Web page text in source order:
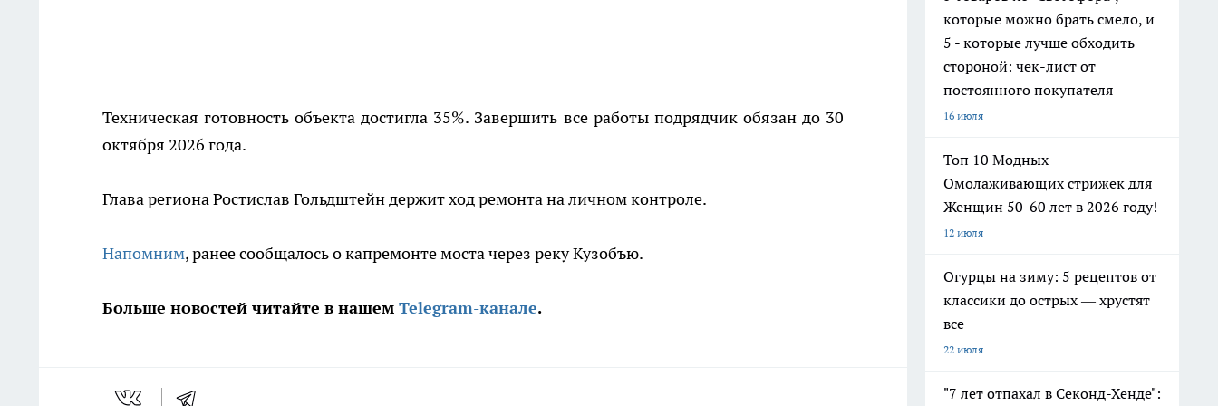
Техническая готовность объекта достигла 35%. Завершить все работы подрядчик обязан до 30
октября 2026 года.
Глава региона Ростислав Гольдштейн держит ход ремонта на личном контроле.
Напомним, ранее сообщалось о капремонте моста через реку Кузобъю.
Больше новостей читайте в нашем Telegram-канале.
которые можно брать смело, и
5 - которые лучше обходить
стороной: чек-лист от
постоянного покупателя
16 июля
Топ 10 Модных
Омолаживающих стрижек для
Женщин 50-60 лет в 2026 году!
12 июля
Огурцы на зиму: 5 рецептов от
классики до острых — хрустят
все
22 июля
"7 лет отпахал в Секонд-Хенде":